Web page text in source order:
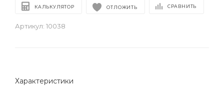
КАЛЬКУЛЯТОР ОТЛОЖИТЬ СРАВНИТЬ
Артикул: 10038
Характеристики